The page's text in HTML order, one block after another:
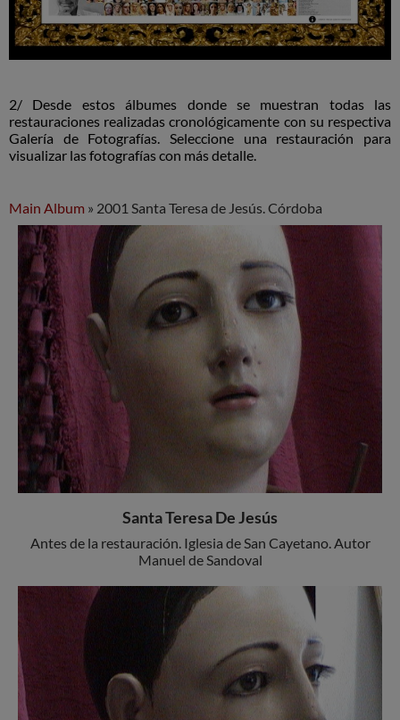
2/ Desde estos álbumes donde se muestran todas las
restauraciones realizadas cronológicamente con su respectiva
Galería de Fotografías. Seleccione una restauración para
visualizar las fotografías con más detalle.
Main Album » 2001 Santa Teresa de Jesús. Córdoba
Santa Teresa De Jesús
Antes de la restauración. Iglesia de San Cayetano. Autor
Manuel de Sandoval